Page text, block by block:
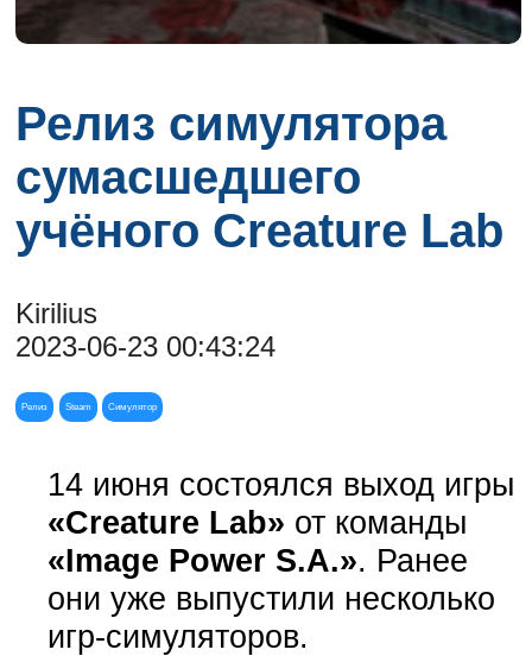
Релиз симулятора
сумасшедшего
учёного Creature Lab
Kirilius
2023-06-23 00:43:24
Релиз Steam Симулятор
14 июня состоялся выход игры
«Creature Lab» от команды
«Image Power S.A.». Ранее
они уже выпустили несколько
игр-симуляторов.